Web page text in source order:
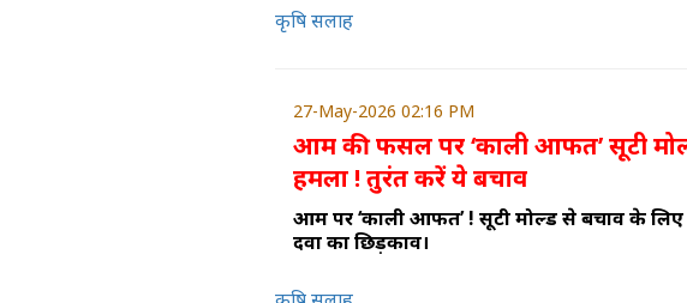
कृषि सलाह
27-May-2026 02:16 PM
आम की फसल पर ‘काली आफत’ सूटी
हमला ! तुरंत करें ये बचाव
आम पर ‘काली आफत’ ! सूटी मोल्ड से बचाव के
दवा का छिड़काव।